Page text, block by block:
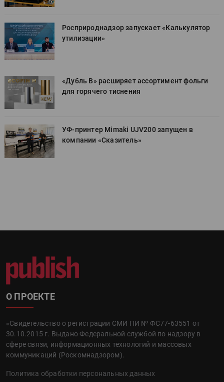
Росприроднадзор запускает «Калькулятор
утилизации»
«Дубль В» расширяет ассортимент фольги
для горячего тиснения
УФ-принтер Mimaki UJV200 запущен в
компании «Сказитель»
О ПРОЕКТЕ
«Свидетельство о регистрации СМИ ПИ № ФС77-63551 от
30.10.2015 г. Выдано Федеральной службой по надзору в
сфере связи, информационных технологий и массовых
коммуникаций (Роскомнадзором).
Политика обработки персональных данных